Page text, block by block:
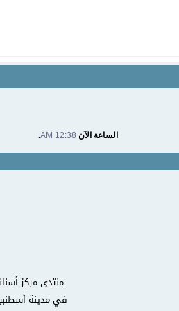
الساعة الآن 12:38 AM
.
في مدينة